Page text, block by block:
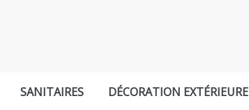
SANITAIRES DÉCORATION EXTÉRIEURE